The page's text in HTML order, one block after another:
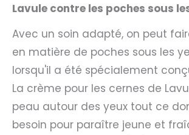
Lavule contre les poches sous
Avec un soin adapté, on peut
en matière de poches sous les
lorsqu'il a été spécialement
La crème pour les cernes de
peau autour des yeux tout ce
besoin pour paraître jeune et